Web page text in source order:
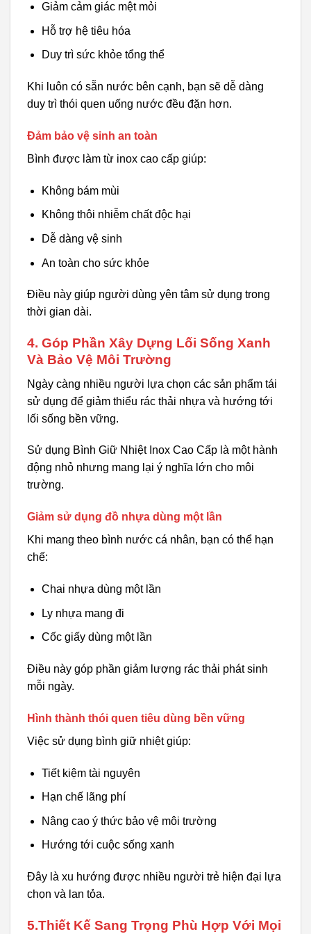
Giảm cảm giác mệt mỏi
Hỗ trợ hệ tiêu hóa
Duy trì sức khỏe tổng thể
Khi luôn có sẵn nước bên cạnh, bạn sẽ dễ dàng
duy trì thói quen uống nước đều đặn hơn.
Đảm bảo vệ sinh an toàn
Bình được làm từ inox cao cấp giúp:
Không bám mùi
Không thôi nhiễm chất độc hại
Dễ dàng vệ sinh
An toàn cho sức khỏe
Điều này giúp người dùng yên tâm sử dụng trong
thời gian dài.
4. Góp Phần Xây Dựng Lối Sống Xanh
Và Bảo Vệ Môi Trường
Ngày càng nhiều người lựa chọn các sản phẩm tái
sử dụng để giảm thiểu rác thải nhựa và hướng tới
lối sống bền vững.
Sử dụng Bình Giữ Nhiệt Inox Cao Cấp là một hành
động nhỏ nhưng mang lại ý nghĩa lớn cho môi
trường.
Giảm sử dụng đồ nhựa dùng một lần
Khi mang theo bình nước cá nhân, bạn có thể hạn
chế:
Chai nhựa dùng một lần
Ly nhựa mang đi
Cốc giấy dùng một lần
Điều này góp phần giảm lượng rác thải phát sinh
mỗi ngày.
Hình thành thói quen tiêu dùng bền vững
Việc sử dụng bình giữ nhiệt giúp:
Tiết kiệm tài nguyên
Hạn chế lãng phí
Nâng cao ý thức bảo vệ môi trường
Hướng tới cuộc sống xanh
Đây là xu hướng được nhiều người trẻ hiện đại lựa
chọn và lan tỏa.
5.Thiết Kế Sang Trọng Phù Hợp Với Mọi